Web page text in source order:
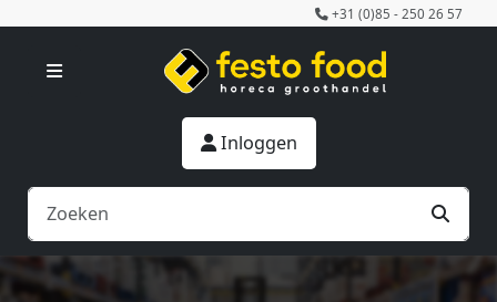
+31 (0)85 - 250 26 57
Inloggen